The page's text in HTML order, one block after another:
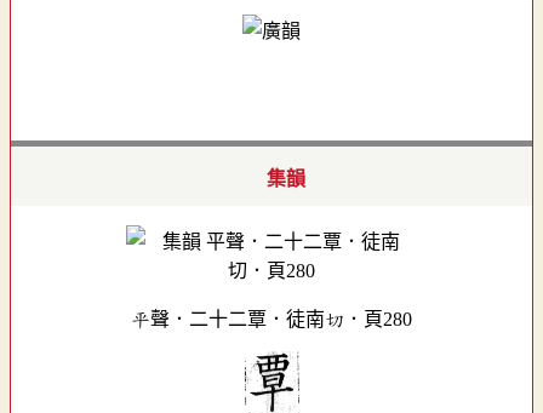
集韻
平聲．二十二覃．徒南切．頁280